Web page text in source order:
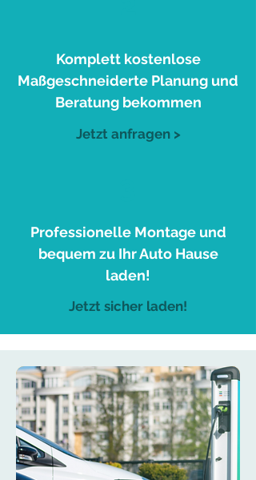
Komplett kostenlose
Maßgeschneiderte Planung und
Beratung bekommen
Jetzt anfragen >
Professionelle Montage und
bequem zu Ihr Auto Hause
laden!
Jetzt sicher laden!